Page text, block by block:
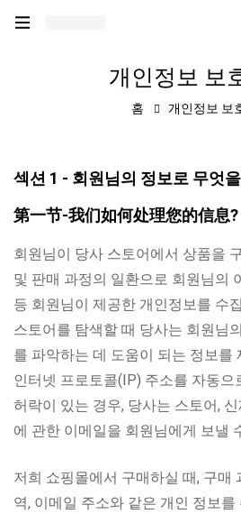
개인정보 보
홈 개인정보 보
섹션 1 - 회원님의 정보로 무엇
第一节-我们如何处理您的信息?
회원님이 당사 스토어에서 상품을
및 판매 과정의 일환으로 회원님의
등 회원님이 제공한 개인정보를 수
스토어를 탐색할 때 당사는 회원님
를 파악하는 데 도움이 되는 정보를
인터넷 프로토콜(IP) 주소를 자동으
허락이 있는 경우, 당사는 스토어,
에 관한 이메일을 회원님에게 보낼
저희 쇼핑몰에서 구매하실 때, 구매
역, 이메일 주소와 같은 개인 정보를